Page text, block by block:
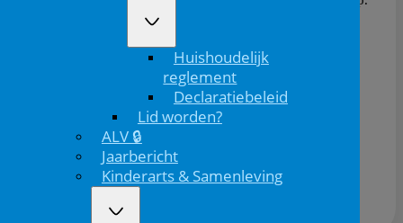
Huishoudelijk
reglement
Declaratiebeleid
Lid worden?
ALV 🔒
Jaarbericht
Kinderarts & Samenleving
Hij vertelt over het aantal jongeren dat binnenkomt
Deel dit bericht via: